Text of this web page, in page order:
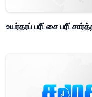
உயர்தரப் பரீட்சை